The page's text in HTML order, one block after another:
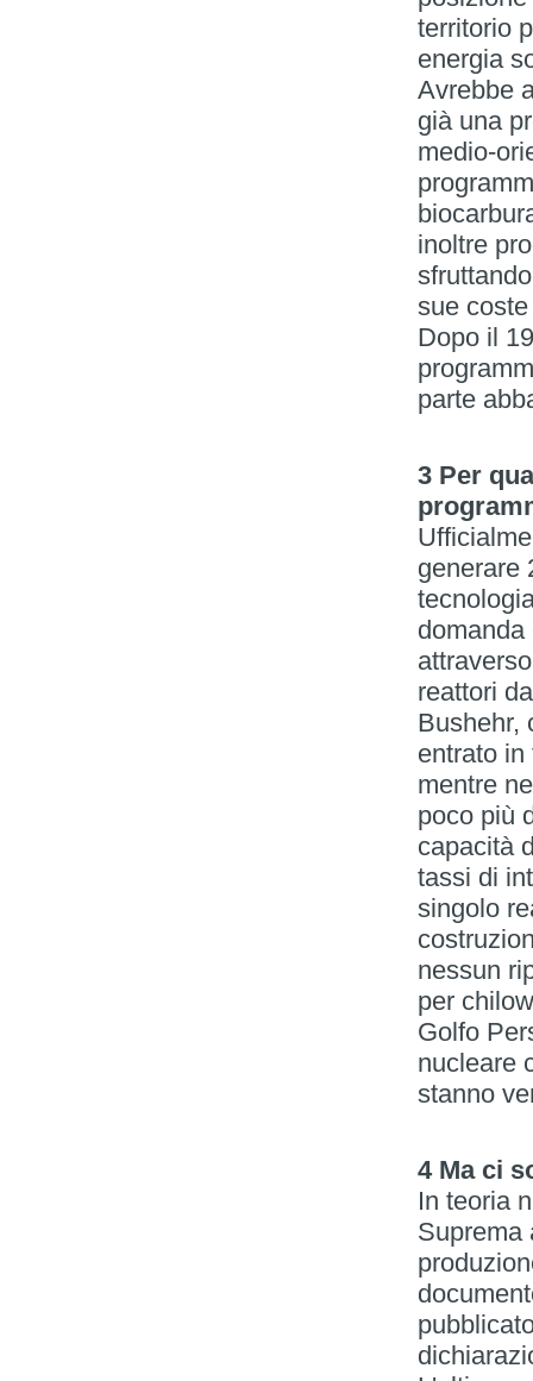
territorio
energia
Avrebbe
già una
medio-
inoltre
sue
Dopo il
parte
3 Per
generare
reattori
Bushehr,
entrato
mentre
poco più
capacità
tassi di
singolo
nessun
per
Golfo
nucleare
stanno
4 Ma ci
In teoria
Suprema